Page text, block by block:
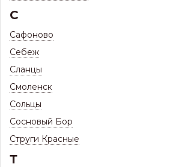
Цена с максимальной скидкой, Псков:
С
Сафоново
Себеж
Сланцы
Смоленск
Сольцы
Сосновый Бор
Струги Красные
Т